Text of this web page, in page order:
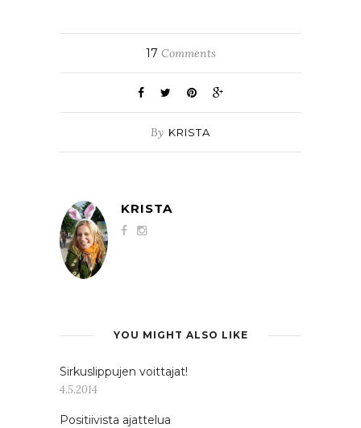
17 Comments
By KRISTA
KRISTA
YOU MIGHT ALSO LIKE
Sirkuslippujen voittajat!
4.5.2014
Positiivista ajattelua